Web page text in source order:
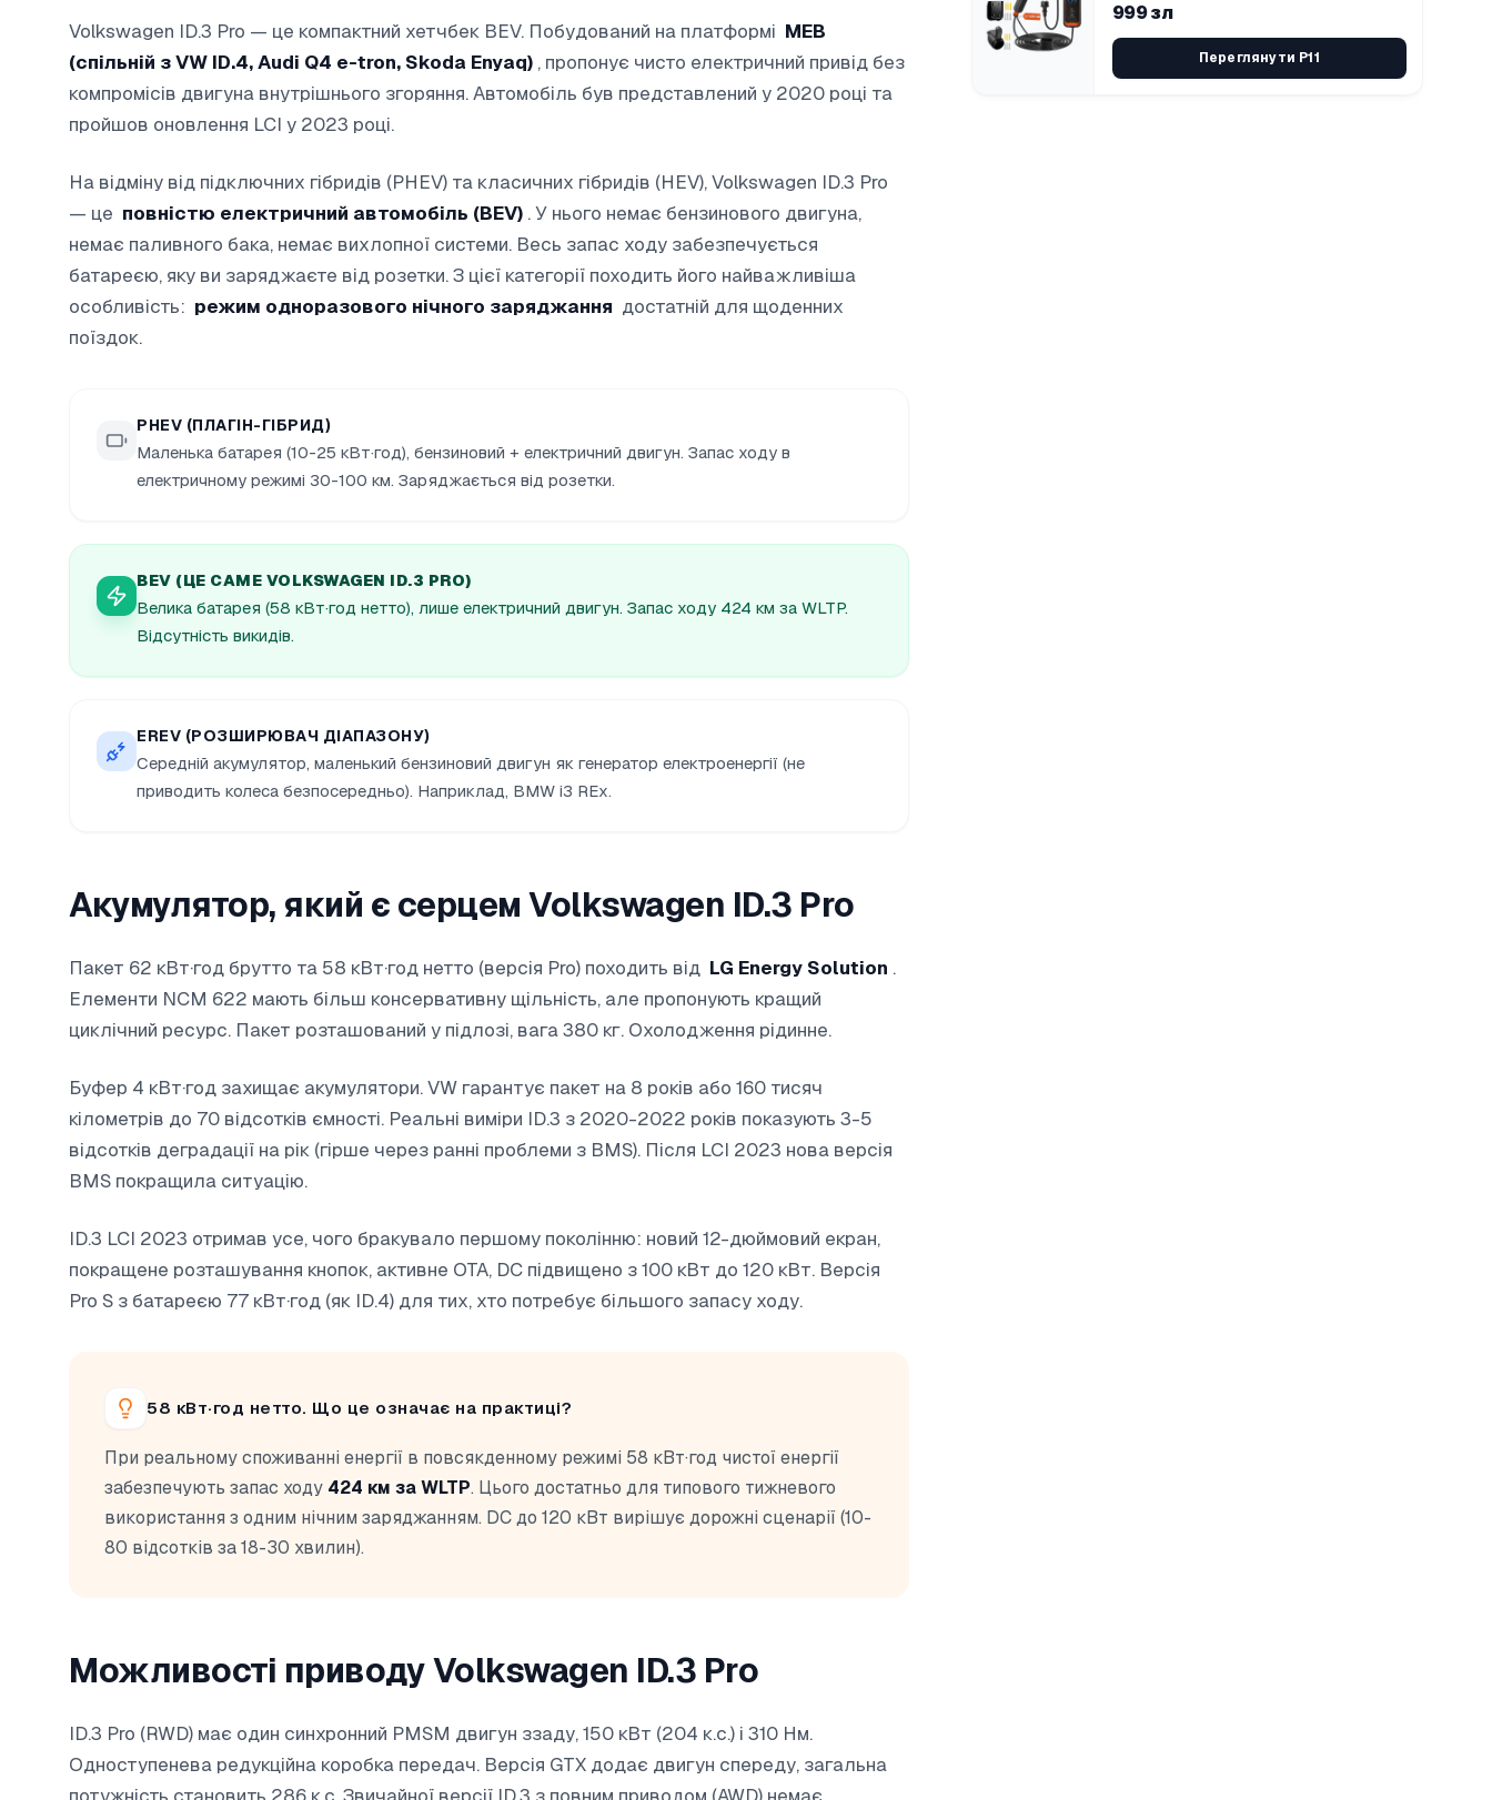
Volkswagen ID.3 Pro — це компактний хетчбек BEV. Побудований на платформі MEB
(спільній з VW ID.4, Audi Q4 e-tron, Skoda Enyaq) , пропонує чисто електричний привід без
компромісів двигуна внутрішнього згоряння. Автомобіль був представлений у 2020 році та
пройшов оновлення LCI у 2023 році.
На відміну від підключних гібридів (PHEV) та класичних гібридів (HEV), Volkswagen ID.3 Pro
— це повністю електричний автомобіль (BEV) . У нього немає бензинового двигуна,
немає паливного бака, немає вихлопної системи. Весь запас ходу забезпечується
батареєю, яку ви заряджаєте від розетки. З цієї категорії походить його найважливіша
особливість: режим одноразового нічного заряджання достатній для щоденних
поїздок.
PHEV (ПЛАГІН-ГІБРИД)
Маленька батарея (10-25 кВт·год), бензиновий + електричний двигун. Запас ходу в
електричному режимі 30-100 км. Заряджається від розетки.
BEV (ЦЕ САМЕ VOLKSWAGEN ID.3 PRO)
Велика батарея (58 кВт·год нетто), лише електричний двигун. Запас ходу 424 км за WLTP.
Відсутність викидів.
EREV (РОЗШИРЮВАЧ ДІАПАЗОНУ)
Середній акумулятор, маленький бензиновий двигун як генератор електроенергії (не
приводить колеса безпосередньо). Наприклад, BMW i3 REx.
Акумулятор, який є серцем Volkswagen ID.3 Pro
Пакет 62 кВт·год брутто та 58 кВт·год нетто (версія Pro) походить від LG Energy Solution .
Елементи NCM 622 мають більш консервативну щільність, але пропонують кращий
циклічний ресурс. Пакет розташований у підлозі, вага 380 кг. Охолодження рідинне.
Буфер 4 кВт·год захищає акумулятори. VW гарантує пакет на 8 років або 160 тисяч
кілометрів до 70 відсотків ємності. Реальні виміри ID.3 з 2020-2022 років показують 3-5
відсотків деградації на рік (гірше через ранні проблеми з BMS). Після LCI 2023 нова версія
BMS покращила ситуацію.
ID.3 LCI 2023 отримав усе, чого бракувало першому поколінню: новий 12-дюймовий екран,
покращене розташування кнопок, активне OTA, DC підвищено з 100 кВт до 120 кВт. Версія
Pro S з батареєю 77 кВт·год (як ID.4) для тих, хто потребує більшого запасу ходу.
58 кВт·год нетто. Що це означає на практиці?
При реальному споживанні енергії в повсякденному режимі 58 кВт·год чистої енергії
забезпечують запас ходу 424 км за WLTP. Цього достатньо для типового тижневого
використання з одним нічним заряджанням. DC до 120 кВт вирішує дорожні сценарії (10-
80 відсотків за 18-30 хвилин).
Можливості приводу Volkswagen ID.3 Pro
ID.3 Pro (RWD) має один синхронний PMSM двигун ззаду, 150 кВт (204 к.с.) і 310 Нм.
Одноступенева редукційна коробка передач. Версія GTX додає двигун спереду, загальна
999 зл
Переглянути P11